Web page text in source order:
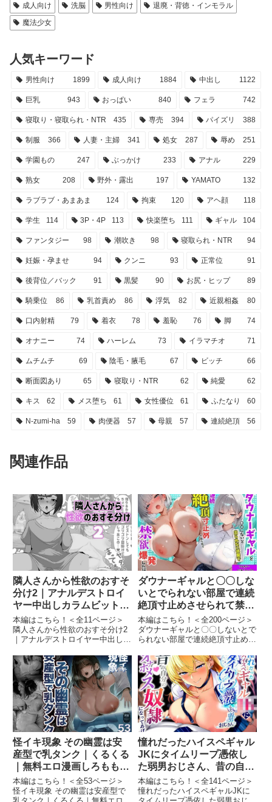
成人向け
洗脳 男性向け
退廃・背徳・インモラル
魔法少女
人気キーワード
男性向け 1899 成人向け 1884 中出し 1122
巨乳 943 おっぱい 840 フェラ 742
寝取り・寝取られ・NTR 435 専売 394 パイズリ 388
制服 366 人妻・主婦 341 処女 287 辱め 251
学園もの 247 ぶっかけ 233 アナル 229
熟女 208 野外・露出 197 YAMATO 132
ラブラブ・あまあま 124 拘束 120 アヘ顔 118
学生 114 3P・4P 113 快楽堕ち 111 ギャル 104
ファンタジー 98 潮吹き 98 寝取られ・NTR 94
妊娠・孕ませ 94 クンニ 93 正常位 91
後背位／バック 91 黒髪 90 お尻・ヒップ 89
騎乗位 86 乳首責め 86 浮気 82 近親相姦 80
口内射精 79 着衣 78 羞恥 76 脚 74
オナニー 74 ハーレム 73 イラマチオ 71
ムチムチ 69 陰毛・腋毛 67 ビッチ 66
断面図あり 65 寝取り・NTR 62 純愛 62
キス 62 メス堕ち 61 女性優位 61 ふたなり 60
N-zumi-ha 59 肉便器 57 母親 57 連続絶頂 56
関連作品
隣人さんから性欲のおすそ
分け2｜アナルデストロイ
ヤー中出しカラムビット｜
無料エロ漫画しろもも倶楽
部
本編はこちら！＜全11ページ＞
隣人さんから性欲のおすそ分け2
｜アナルデストロイヤー中出しカ
も倶楽部隣人さんから性欲のおす
そ分け2 画像1隣人さんから性欲
のおすそ分け2 画像2隣人さんか
ら性欲のおすそ分け2 画像...
ダウナーギャルと〇〇しな
いとでられない部屋で連続
絶頂寸止めさせられて禁欲
爆発した話｜桃といちごの
果実｜無料エロ漫画しろも
も倶楽部
本編はこちら！＜全200ページ＞
ダウナーギャルと〇〇しないとで
られない部屋で連続絶頂寸止めさ
ちごの果実｜無料エロ漫画しろも
も倶楽部ダウナーギャルと〇〇し
ないとでられない部屋で連続絶頂
寸止めさせられて禁欲爆発した...
怪イキ現象 その幽霊は安
産型で乳タンク｜くるくる
｜無料エロ漫画しろもも倶
楽部
本編はこちら！＜全53ページ＞
怪イキ現象 その幽霊は安産型で
憧れだったハイスペギャル
JKにタイムリープ憑依し
た弱男おじさん、昔の自分
のオナホメス奴●になって
あげた｜夜あくび小隊｜無
本編はこちら！＜全141ページ＞
憧れだったハイスペギャルJKに